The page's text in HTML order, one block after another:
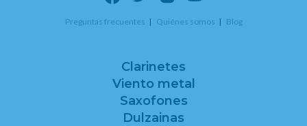
Preguntas frecuentes Quiénes somos Blog
Clarinetes
Viento metal
Saxofones
Dulzainas